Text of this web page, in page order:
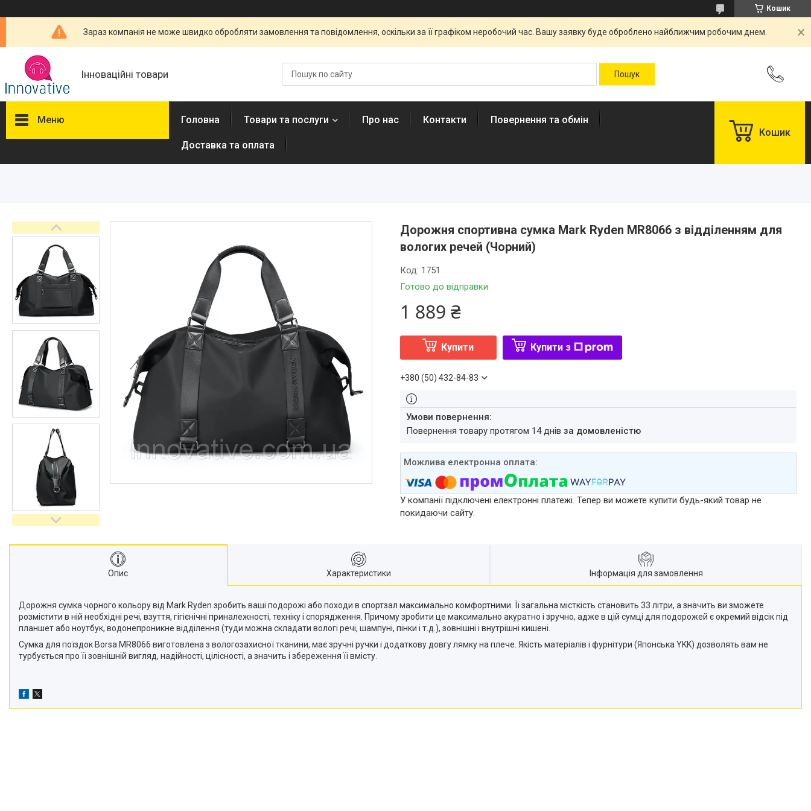
Кошик
Зараз компанія не може швидко обробляти замовлення та повідомлення, оскільки за її графіком неробочий час. Вашу заявку буде оброблено найближчим робочим днем.
Інноваційні товари
Меню
Доставка та оплата
Повернення та обмін
Головна Товари та послуги Про нас Контакти Повернення та обмін
Доставка та оплата
Кошик
Дорожня спортивна сумка Mark Ryden MR8066 з відділенням для
вологих речей (Чорний)
Готово до відправки
Код: 1751
1 889 ₴
Купити Купити з
+380 (50) 432-84-83
повернення товару протягом 14 днів за домовленістю
У компанії підключені електронні платежі. Тепер ви можете купити будь-який товар не
покидаючи сайту.
Опис Характеристики Інформація для замовлення
Дорожня сумка чорного кольору від Mark Ryden зробить ваші подорожі або походи в спортзал максимально комфортними. Її загальна місткість становить 33 літри, а значить ви зможете
розмістити в ній необхідні речі, взуття, гігієнічні приналежності, техніку і спорядження. Причому зробити це максимально акуратно і зручно, адже в цій сумці для подорожей є окремий відсік під
планшет або ноутбук, водонепроникне відділення (туди можна складати вологі речі, шампуні, пінки і т.д.), зовнішні і внутрішні кишені.
Сумка для поїздок Borsa MR8066 виготовлена з вологозахисної тканини, має зручні ручки і додаткову довгу лямку на плече. Якість матеріалів і фурнітури (Японська YKK) дозволять вам не
турбується про її зовнішній вигляд, надійності, цілісності, а значить і збереження її вмісту.